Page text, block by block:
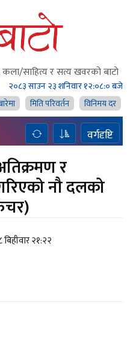
साहित्य र सत्य खवरको बाटाे
२०८३ साउन २३ शनिवार१२:०८:०१ बजे
मिति परिवर्तन विनिमय दर
वर्गदृष्टि
र
नौ दलको
२१:२२